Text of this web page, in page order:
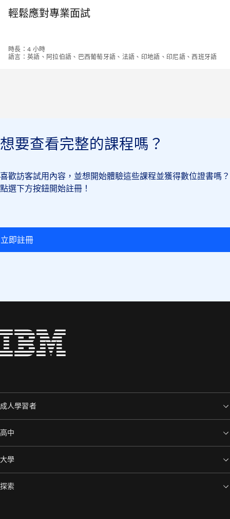
輕鬆應對專業面試
時長：4 小時
語言：英語、阿拉伯語、巴西葡萄牙語、法語、印地語、印尼語、西班牙語
想要查看完整的課程嗎？
喜歡訪客試用內容，並想開始體驗這些課程並獲得數位證書嗎？
點選下方按鈕開始註冊！
立即註冊
成人學習者
高中
大學
探索